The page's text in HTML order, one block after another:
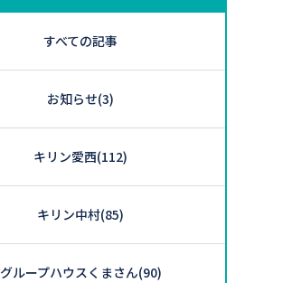
すべての記事
お知らせ(3)
キリン愛西(112)
キリン中村(85)
グループハウスくまさん(90)